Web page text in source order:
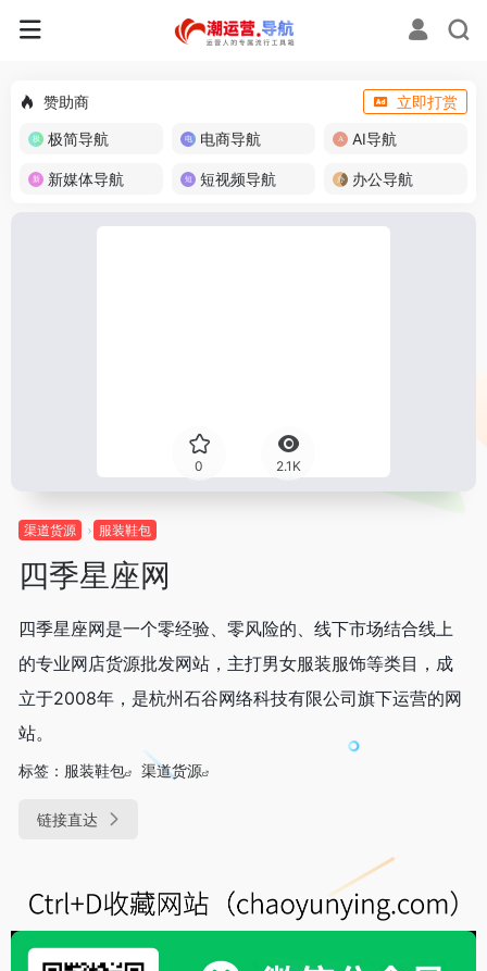
赞助商
立即打赏
极简导航
电商导航 AI导航
新媒体导航 短视频导航 办公导航
0 2.1K
渠道货源 服装鞋包
四季星座网
四季星座网是一个零经验、零风险的、线下市场结合线上
的专业网店货源批发网站，主打男女服装服饰等类目，成
立于2008年，是杭州石谷网络科技有限公司旗下运营的网
站。
标签： 服装鞋包 渠道货源
链接直达